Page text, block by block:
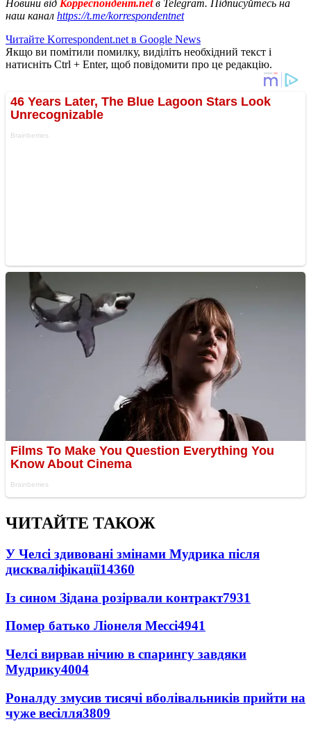
Новини від Корреспондент.netв Telegram. Підписуйтесь на
наш канал https://t.me/korrespondentnet
Читайте Korrespondent.net в Google News
Якщо ви помітили помилку, виділіть необхідний текст і
натисніть Ctrl + Enter, щоб повідомити про це редакцію.
ЧИТАЙТЕ ТАКОЖ
У Челсі здивовані змінами Мудрика після
дискваліфікації14360
Із сином Зідана розірвали контракт7931
Помер батько Ліонеля Мессі4941
Челсі вирвав нічию в спарингу завдяки
Мудрику4004
Роналду змусив тисячі вболівальників прийти на
чуже весілля3809